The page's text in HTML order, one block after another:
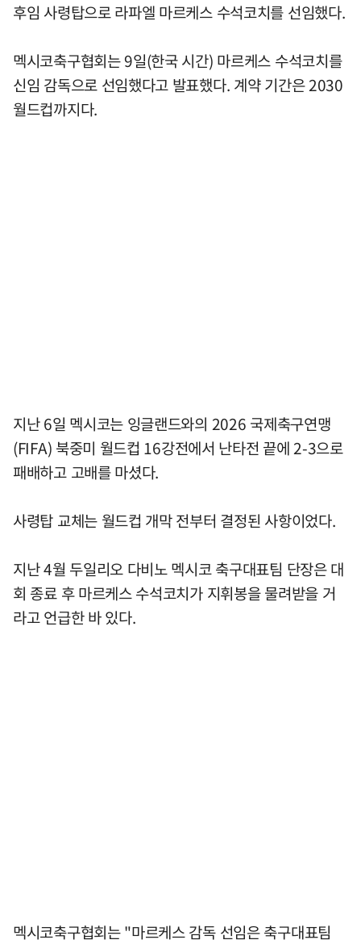
후임 사령탑으로 라파엘 마르케스 수석코치를 선임했다.
멕시코축구협회는 9일(한국 시간) 마르케스 수석코치를
신임 감독으로 선임했다고 발표했다. 계약 기간은 2030
월드컵까지다.
지난 6일 멕시코는 잉글랜드와의 2026 국제축구연맹
(FIFA) 북중미 월드컵 16강전에서 난타전 끝에 2-3으로
패배하고 고배를 마셨다.
사령탑 교체는 월드컵 개막 전부터 결정된 사항이었다.
지난 4월 두일리오 다비노 멕시코 축구대표팀 단장은 대
회 종료 후 마르케스 수석코치가 지휘봉을 물려받을 거
라고 언급한 바 있다.
멕시코축구협회는 "마르케스 감독 선임은 축구대표팀